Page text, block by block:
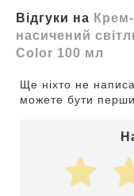
Відгуки на
насичений
Color 100 мл
Ще ніхто не
можете бути